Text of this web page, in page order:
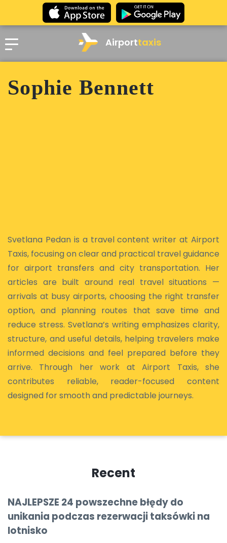
Airporttaxis
Sophie Bennett
Svetlana Pedan is a travel content writer at Airport
Taxis, focusing on clear and practical travel guidance
for airport transfers and city transportation. Her
articles are built around real travel situations —
arrivals at busy airports, choosing the right transfer
option, and planning routes that save time and
reduce stress. Svetlana’s writing emphasizes clarity,
structure, and useful details, helping travelers make
informed decisions and feel prepared before they
arrive. Through her work at Airport Taxis, she
contributes reliable, reader-focused content
designed for smooth and predictable journeys.
Recent
NAJLEPSZE 24 powszechne błędy do
unikania podczas rezerwacji taksówki na
lotnisko